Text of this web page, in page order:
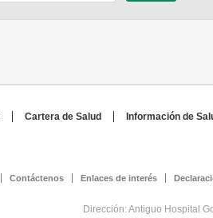
Cartera de Salud Información de
Contáctenos Enlaces de interés
Dirección: Antiguo Hospital